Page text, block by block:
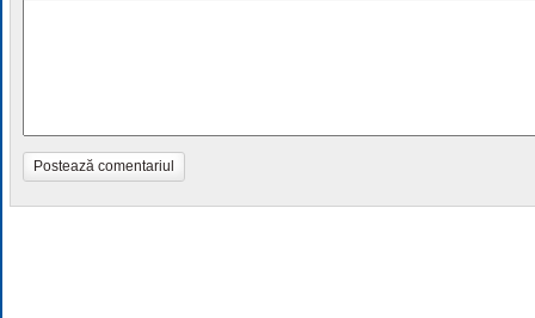
Postează comentariul